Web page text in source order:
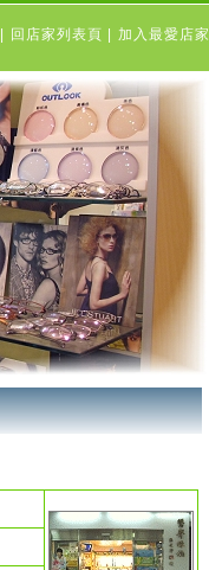
回店家列表頁 加入最愛店家